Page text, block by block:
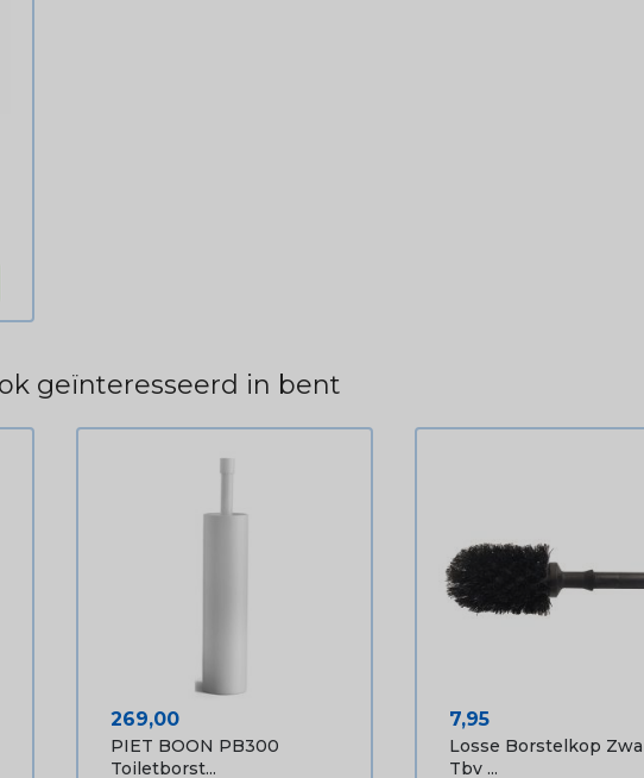
geïnteresseerd in bent
Prijs
269,00
PIET BOON PB300
Toiletborst...
Prijs
7,95
Losse Borstelkop
Tbv ...